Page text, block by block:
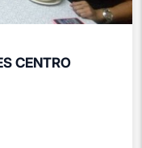
CENTRO